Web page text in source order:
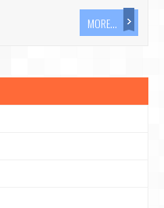
MORE...